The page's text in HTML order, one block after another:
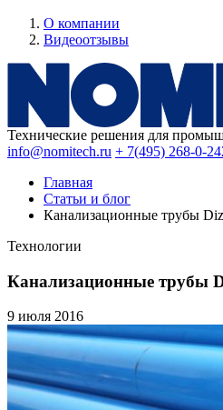
О компании
Видеоотзывы
Технические решения для
info@nomitech.ru + 7(495) 268-0-
Главная
Статьи и блог
Канализационные трубы
Технологии
Канализационные трубы
9 июля 2016